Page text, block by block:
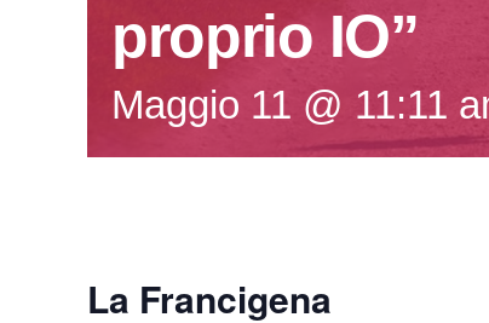
proprio IO”
Maggio 11 @ 11:11
La Francigena